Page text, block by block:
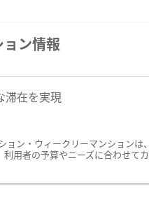
ン情報
滞在を実現
ン・ウィークリーマンションは
用者の予算やニーズに合わせて